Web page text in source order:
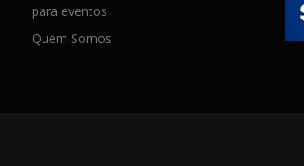
para eventos
Quem Somos